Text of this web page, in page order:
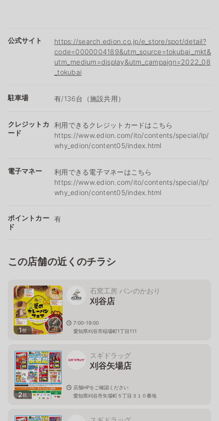
公式サイト
https://search.edion.co.jp/e_store/spot/detail?
code=0000004189&utm_source=tokubai_mkt&
utm_medium=display&utm_campaign=2022_08
_tokubai
駐車場 有/136台（施設共用）
クレジットカ
ード
利用できるクレジットカードはこちら
https://www.edion.com/ito/contents/special/lp/
why_edion/content05/index.html
電子マネー
利用できる電子マネーはこちら
https://www.edion.com/ito/contents/special/lp/
why_edion/content05/index.html
ポイントカー
ド
有
この店舗の近くのチラシ
1枚
石窯工房 パンのかおり
刈谷店
7:00-19:00
愛知県刈谷市稲場町1丁目111
2枚
スギドラッグ
刈谷矢場店
店舗HPをご確認ください
愛知県刈谷市矢場町５丁目３１０番地